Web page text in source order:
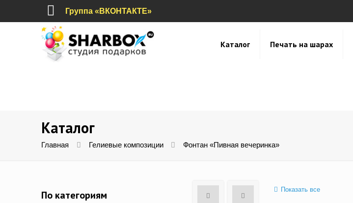
Группа «ВКОНТАКТЕ»
Каталог Печать на шарах
Каталог
Главная Гелиевые композиции Фонтан «Пивная вечеринка»
Показать все
По категориям